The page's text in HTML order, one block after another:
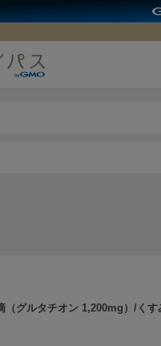
（グルタチオン 1,200mg）/くす